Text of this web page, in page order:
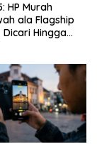
HP Murah
ala Flagship
Hingga